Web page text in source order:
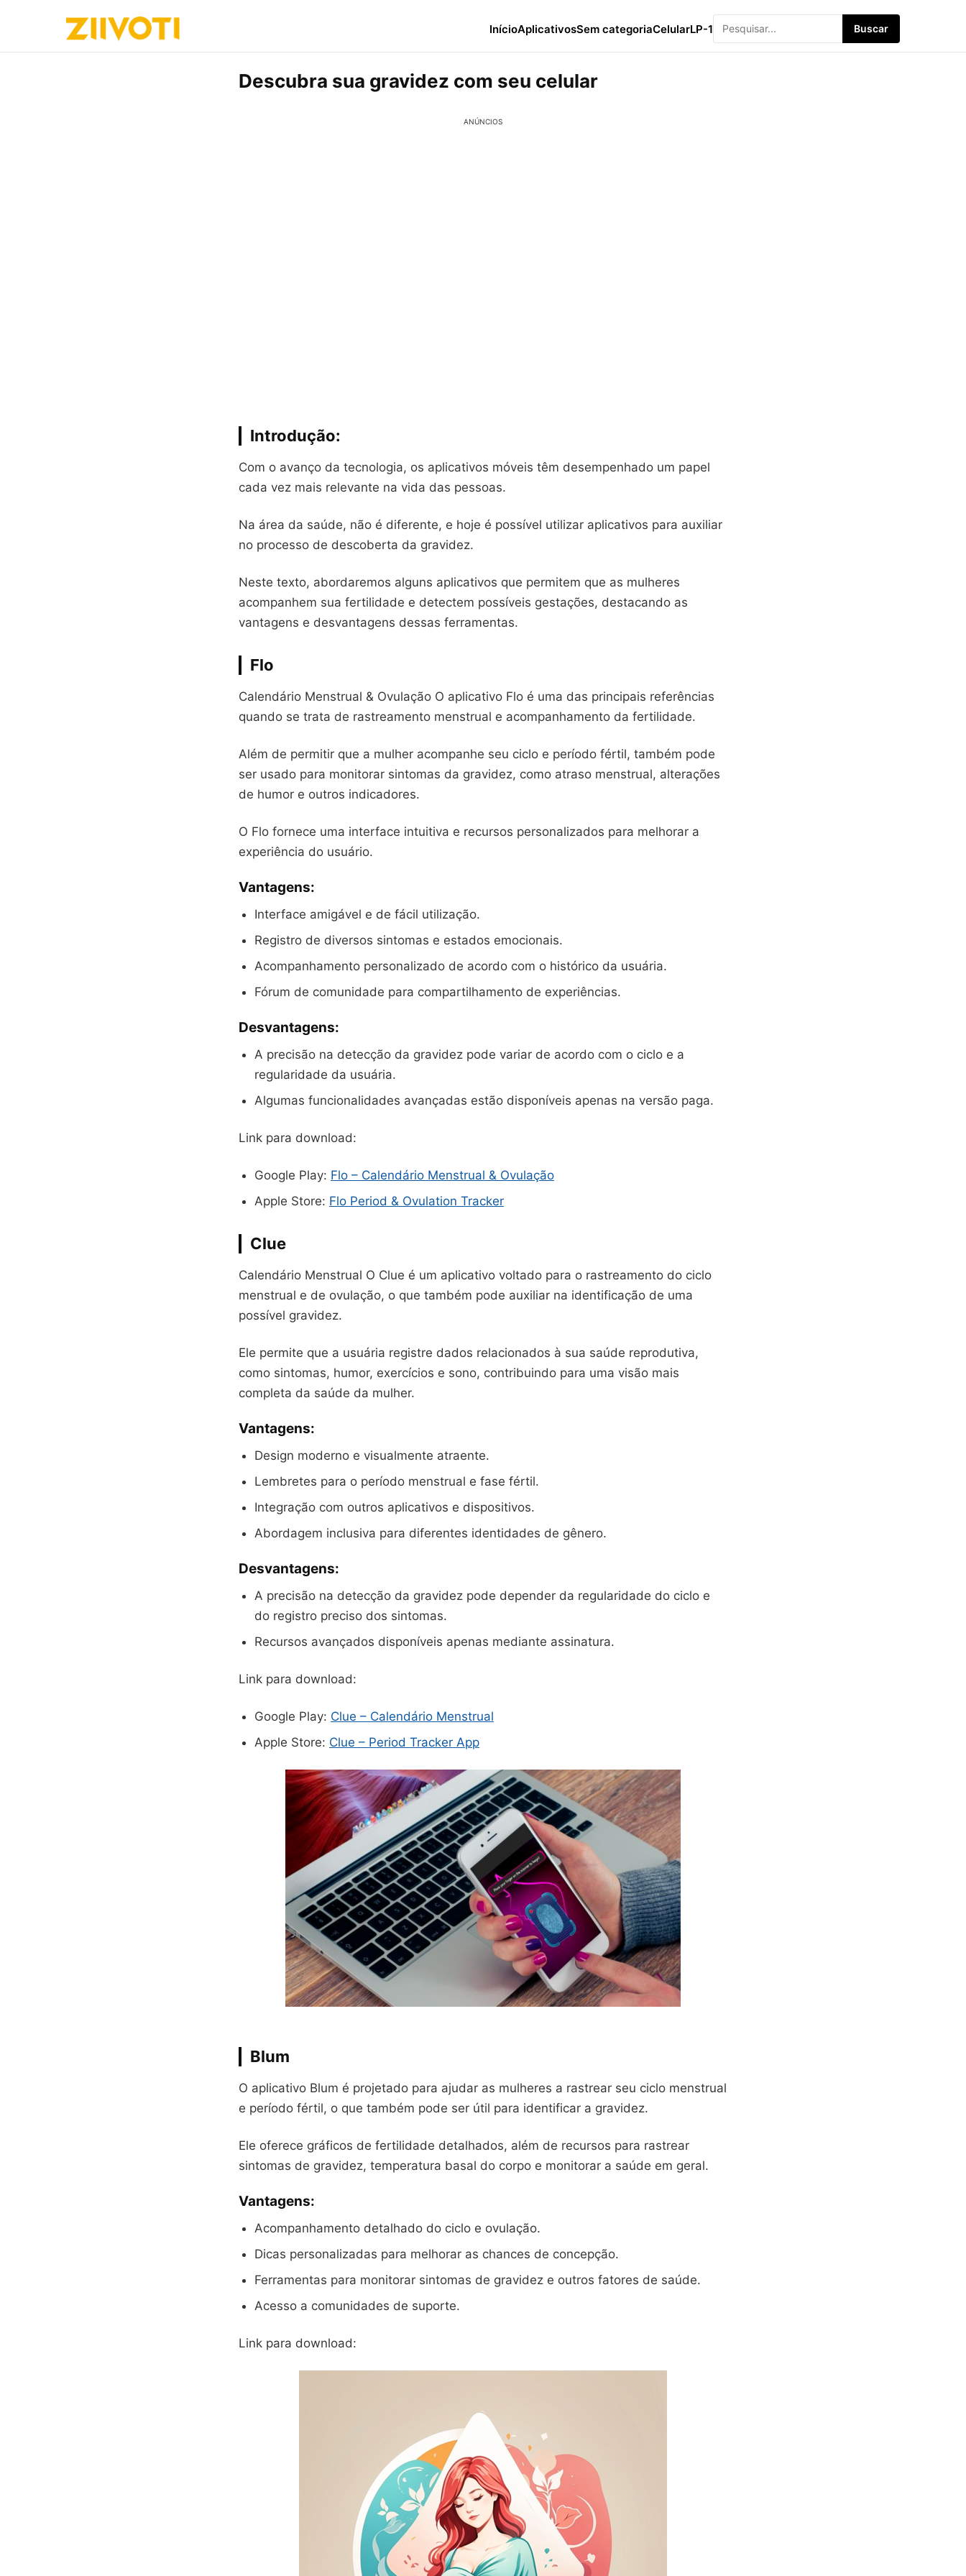
InícioAplicativosSem categoriaCelularLP-1 Buscar
Descubra sua gravidez com seu celular
ANÚNCIOS
Introdução:
Com o avanço da tecnologia, os aplicativos móveis têm desempenhado um papel
cada vez mais relevante na vida das pessoas.
Na área da saúde, não é diferente, e hoje é possível utilizar aplicativos para auxiliar
no processo de descoberta da gravidez.
Neste texto, abordaremos alguns aplicativos que permitem que as mulheres
acompanhem sua fertilidade e detectem possíveis gestações, destacando as
vantagens e desvantagens dessas ferramentas.
Flo
Calendário Menstrual & Ovulação O aplicativo Flo é uma das principais referências
quando se trata de rastreamento menstrual e acompanhamento da fertilidade.
Além de permitir que a mulher acompanhe seu ciclo e período fértil, também pode
ser usado para monitorar sintomas da gravidez, como atraso menstrual, alterações
de humor e outros indicadores.
O Flo fornece uma interface intuitiva e recursos personalizados para melhorar a
experiência do usuário.
Vantagens:
Interface amigável e de fácil utilização.
Registro de diversos sintomas e estados emocionais.
Acompanhamento personalizado de acordo com o histórico da usuária.
Fórum de comunidade para compartilhamento de experiências.
Desvantagens:
A precisão na detecção da gravidez pode variar de acordo com o ciclo e a
regularidade da usuária.
Algumas funcionalidades avançadas estão disponíveis apenas na versão paga.
Link para download:
Google Play: Flo – Calendário Menstrual & Ovulação
Apple Store: Flo Period & Ovulation Tracker
Clue
Calendário Menstrual O Clue é um aplicativo voltado para o rastreamento do ciclo
menstrual e de ovulação, o que também pode auxiliar na identificação de uma
possível gravidez.
Ele permite que a usuária registre dados relacionados à sua saúde reprodutiva,
como sintomas, humor, exercícios e sono, contribuindo para uma visão mais
completa da saúde da mulher.
Vantagens:
Design moderno e visualmente atraente.
Lembretes para o período menstrual e fase fértil.
Integração com outros aplicativos e dispositivos.
Abordagem inclusiva para diferentes identidades de gênero.
Desvantagens:
A precisão na detecção da gravidez pode depender da regularidade do ciclo e
do registro preciso dos sintomas.
Recursos avançados disponíveis apenas mediante assinatura.
Link para download:
Google Play: Clue – Calendário Menstrual
Apple Store: Clue – Period Tracker App
Blum
O aplicativo Blum é projetado para ajudar as mulheres a rastrear seu ciclo menstrual
e período fértil, o que também pode ser útil para identificar a gravidez.
Ele oferece gráficos de fertilidade detalhados, além de recursos para rastrear
sintomas de gravidez, temperatura basal do corpo e monitorar a saúde em geral.
Vantagens:
Acompanhamento detalhado do ciclo e ovulação.
Dicas personalizadas para melhorar as chances de concepção.
Ferramentas para monitorar sintomas de gravidez e outros fatores de saúde.
Acesso a comunidades de suporte.
Link para download: